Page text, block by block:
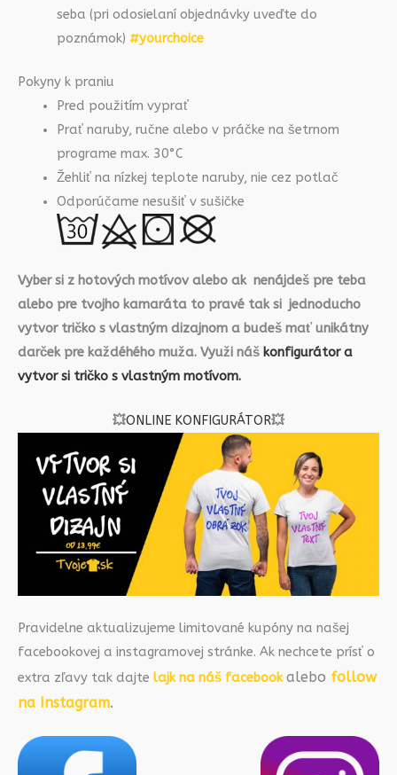
seba (pri odosielaní objednávky uveďte do
poznámok) #yourchoice
Pokyny k praniu
Pred použitím vyprať
Prať naruby, ručne alebo v práčke na šetrnom
programe max. 30°C
Žehliť na nízkej teplote naruby, nie cez potlač
Odporúčame nesušiť v sušičke
Vyber si z hotových motívov alebo ak nenájdeš pre teba
alebo pre tvojho kamaráta to pravé tak si jednoducho
vytvor tričko s vlastným dizajnom a budeš mať unikátny
darček pre každéhého muža. Využi náš konfigurátor a
vytvor si tričko s vlastným motívom.
💥ONLINE KONFIGURÁTOR💥
Pravidelne aktualizujeme limitované kupóny na našej
facebookovej a instagramovej stránke. Ak nechcete prísť o
extra zľavy tak dajte lajk na náš facebookalebo follow
na Instagram.